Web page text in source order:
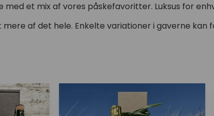
med et mix af vores påskefavoritter. Luksus for
af det hele. Enkelte variationer i gaverne kan